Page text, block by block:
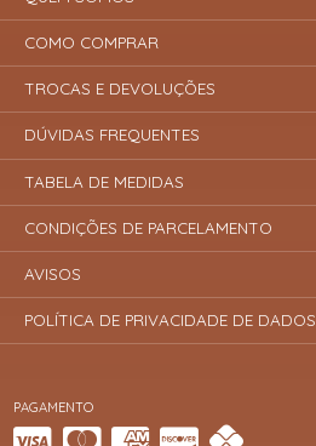
PAGAMENTO
COMO COMPRAR
TROCAS E DEVOLUÇÕES
DÚVIDAS FREQUENTES
TABELA DE MEDIDAS
CONDIÇÕES DE PARCELAMENTO
AVISOS
POLÍTICA DE PRIVACIDADE DE DADOS